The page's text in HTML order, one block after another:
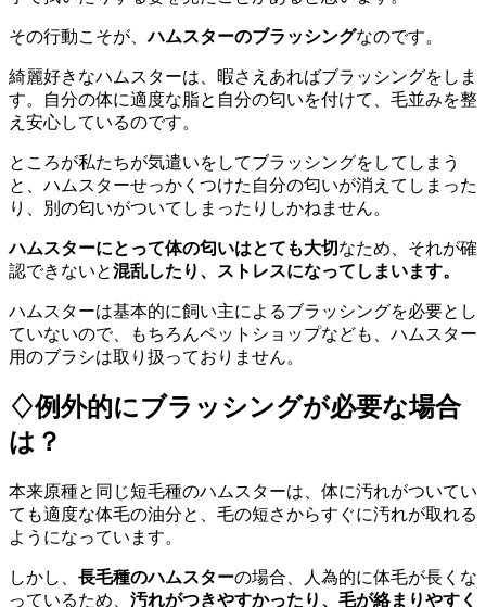
その行動こそが、ハムスターのブラッシングなのです。
綺麗好きなハムスターは、暇さえあればブラッシングをしま
す。自分の体に適度な脂と自分の匂いを付けて、毛並みを整
え安心しているのです。
ところが私たちが気遣いをしてブラッシングをしてしまう
と、ハムスターせっかくつけた自分の匂いが消えてしまった
り、別の匂いがついてしまったりしかねません。
ハムスターにとって体の匂いはとても大切なため、それが確
認できないと混乱したり、ストレスになってしまいます。
ハムスターは基本的に飼い主によるブラッシングを必要とし
ていないので、もちろんペットショップなども、ハムスター
用のブラシは取り扱っておりません。
♢例外的にブラッシングが必要な場合
は？
本来原種と同じ短毛種のハムスターは、体に汚れがついてい
ても適度な体毛の油分と、毛の短さからすぐに汚れが取れる
ようになっています。
しかし、 長毛種のハムスターの場合、人為的に体毛が長くな
っているため、 汚れがつきやすかったり、毛が絡まりやすく